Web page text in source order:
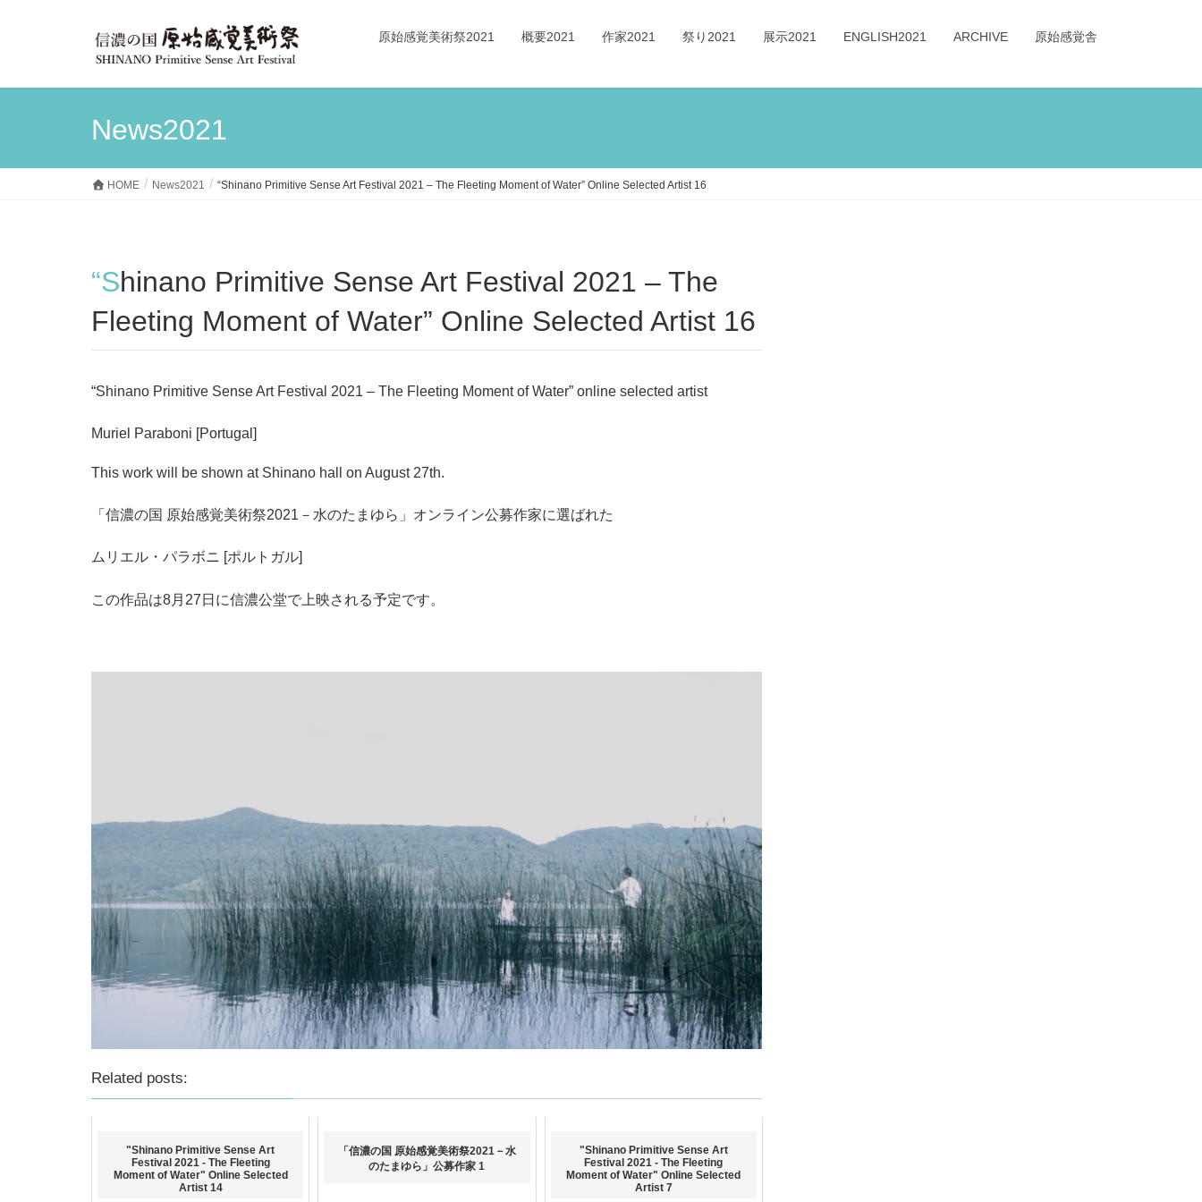
原始感覚美術祭2021 概要2021 作家2021 祭り2021 展示2021 ENGLISH2021 ARCHIVE 原始感覚舎
News2021
HOME News2021 “Shinano Primitive Sense Art Festival 2021 – The Fleeting Moment of Water” Online Selected Artist 16
“Shinano Primitive Sense Art Festival 2021 – The
Fleeting Moment of Water” Online Selected Artist 16
“Shinano Primitive Sense Art Festival 2021 – The Fleeting Moment of Water” online selected artist
Muriel Paraboni [Portugal]
This work will be shown at Shinano hall on August 27th.
「信濃の国 原始感覚美術祭2021－水のたまゆら」オンライン公募作家に選ばれた
ムリエル・パラボニ [ポルトガル]
この作品は8月27日に信濃公堂で上映される予定です。
Related posts:
"Shinano Primitive Sense Art
Festival 2021 - The Fleeting
Moment of Water" Online Selected
Artist 14
「信濃の国 原始感覚美術祭2021－水
のたまゆら」公募作家 1
"Shinano Primitive Sense Art
Festival 2021 - The Fleeting
Moment of Water" Online Selected
Artist 7